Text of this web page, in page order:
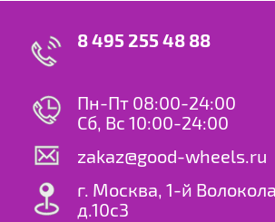
8 495 255 48 88
Пн-Пт 08:00-24:00
Сб, Вс 10:00-24:00
zakaz@good-wheels.ru
г. Москва, 1-й
д.10с3